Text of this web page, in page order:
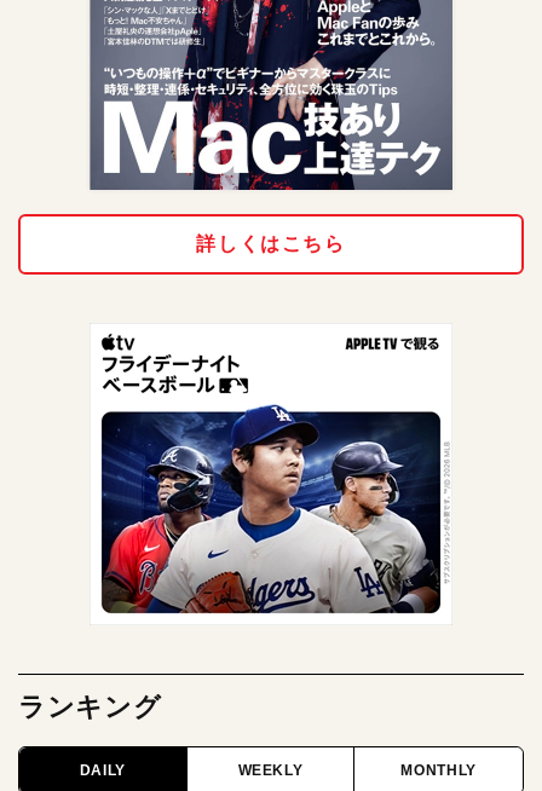
詳しくはこちら
ランキング
DAILY WEEKLY MONTHLY